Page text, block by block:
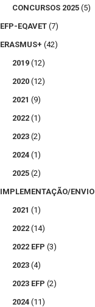
CONCURSOS 2025 (5)
EFP-EQAVET (7)
ERASMUS+ (42)
2019 (12)
2020 (12)
2021 (9)
2022 (1)
2023 (2)
2024 (1)
2025 (2)
IMPLEMENTAÇÃO/ENVIO
2021 (1)
2022 (14)
2022 EFP (3)
2023 (4)
2023 EFP (2)
2024 (11)